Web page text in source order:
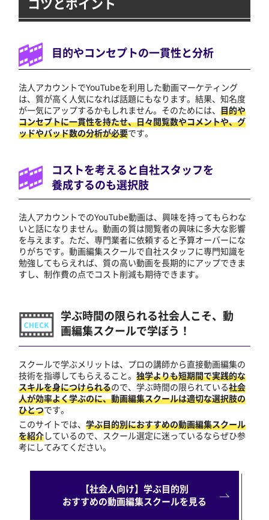
コツとポイント
目的やコンセプトの一貫性と分析
法人アカウントでYouTubeを利用した動画マーケティング
は、質が高く人気になれば話題にもなります。結果、知名度
が一気にアップするかもしれません。そのためには、 目的や
コンセプトに一貫性を持たせ、日々閲覧数やコメントや、グ
ッドやバッド数の分析が必要です。
コストを考えると自社スタッフを
養成するのも選択肢
法人アカウントでのYouTube動画は、興味を持ってもらわな
いと話になりません。動画の質は閲覧者の興味に多大な影響
を与えます。ただ、専門業者に依頼すると予算オーバーにな
りがちです。動画編集スクールで自社スタッフに専門知識を
勉強してもらえれば、質の高い動画を長期的にアップできま
すし、制作費の点でコスト削減も期待できます。
学ぶ時間の限られる社会人こそ、動
画編集スクールで学ぼう！
スクールで学ぶメリットは、プロの講師から直接動画編集の
技術を指導してもらえること。 独学よりも短期間で実践的な
スキルを身につけられるので、学ぶ時間の限られている社会
人が効率よく学ぶのに、動画編集スクールは適切な選択肢の
ひとつです。
このサイトでは、 学ぶ目的別におすすめの動画編集スクール
を紹介しているので、スクール選定に迷っているならぜひ参
考にしてみてください。
【社会人向け】学ぶ目的別
おすすめの動画編集スクールを見る